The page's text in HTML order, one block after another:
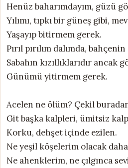
Henüz baharımdayım, güzü
Yılımı, tıpkı bir güneş gibi,
Yaşayıp bitirmem gerek.
Pırıl pırılım dalımda,
Sabahın kızıllıklarıdır ancak
Günümü yitirmem gerek.
Acelen ne ölüm? Çekil
Git başka kalpleri, ümitsiz
Korku, dehşet içinde ezilen.
Ne yeşil köşelerim olacak
Ne ahenklerim, ne çılgınca